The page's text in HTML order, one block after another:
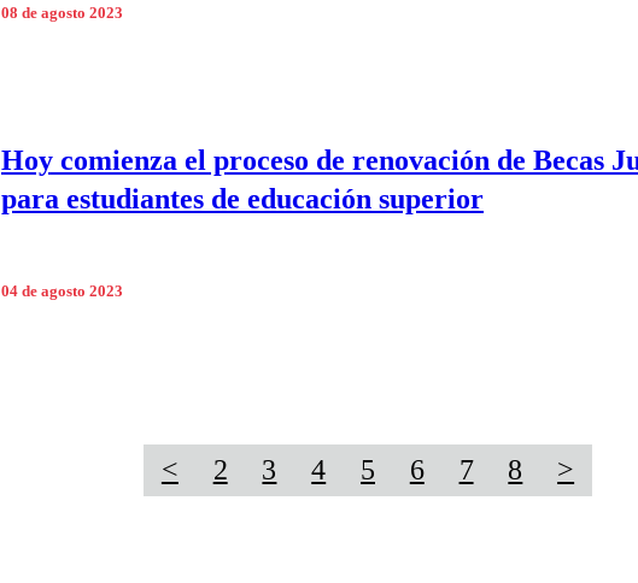
08 de agosto 2023
Hoy comienza el proceso de renovación de Becas
para estudiantes de educación superior
04 de agosto 2023
< 2 3 4 5 6 7 8 >